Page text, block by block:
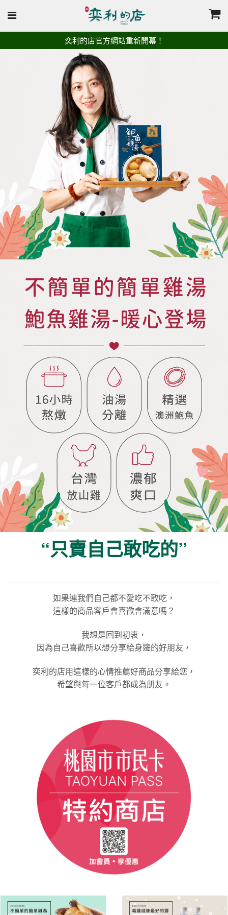
奕利的店官方網站重新開幕！
“只賣自己敢吃的”
如果連我們自己都不愛吃不敢吃，
這樣的商品客戶會喜歡會滿意嗎？
我想是回到初衷，
因為自己喜歡所以想分享給身邊的好朋友，
奕利的店用這樣的心情推薦好商品分享給您，
希望與每一位客戶都成為朋友。